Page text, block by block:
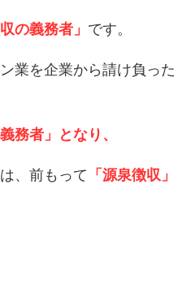
の義務者」 です。
業を企業から請け負った
務者」となり、
、前もって 「源泉徴収」